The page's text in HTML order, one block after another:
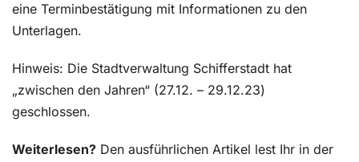
eine Terminbestätigung mit Informationen zu den
Unterlagen.
Hinweis: Die Stadtverwaltung Schifferstadt hat
„zwischen den Jahren“ (27.12. – 29.12.23)
geschlossen.
Weiterlesen? Den ausführlichen Artikel lest Ihr in der